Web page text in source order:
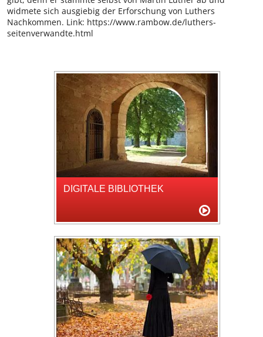
widmete sich ausgiebig der Erforschung von Luthers
Nachkommen. Link: https://www.rambow.de/luthers-
seitenverwandte.html
DIGITALE BIBLIOTHEK